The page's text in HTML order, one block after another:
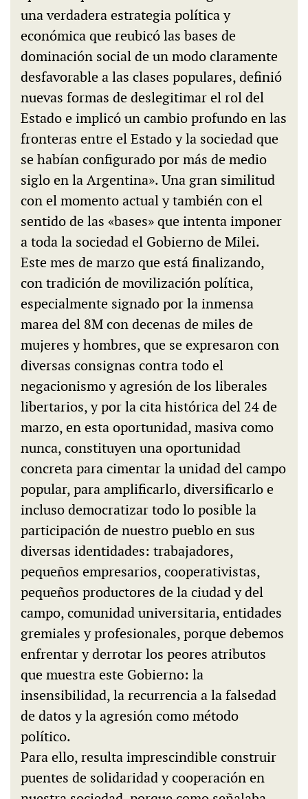
una verdadera estrategia política y
económica que reubicó las bases de
dominación social de un modo claramente
desfavorable a las clases populares, definió
nuevas formas de deslegitimar el rol del
Estado e implicó un cambio profundo en las
fronteras entre el Estado y la sociedad que
se habían configurado por más de medio
siglo en la Argentina». Una gran similitud
con el momento actual y también con el
sentido de las «bases» que intenta imponer
a toda la sociedad el Gobierno de Milei.
Este mes de marzo que está finalizando,
con tradición de movilización política,
especialmente signado por la inmensa
marea del 8M con decenas de miles de
mujeres y hombres, que se expresaron con
diversas consignas contra todo el
negacionismo y agresión de los liberales
libertarios, y por la cita histórica del 24 de
marzo, en esta oportunidad, masiva como
nunca, constituyen una oportunidad
concreta para cimentar la unidad del campo
popular, para amplificarlo, diversificarlo e
incluso democratizar todo lo posible la
participación de nuestro pueblo en sus
diversas identidades: trabajadores,
pequeños empresarios, cooperativistas,
pequeños productores de la ciudad y del
campo, comunidad universitaria, entidades
gremiales y profesionales, porque debemos
enfrentar y derrotar los peores atributos
que muestra este Gobierno: la
insensibilidad, la recurrencia a la falsedad
de datos y la agresión como método
político.
Para ello, resulta imprescindible construir
puentes de solidaridad y cooperación en